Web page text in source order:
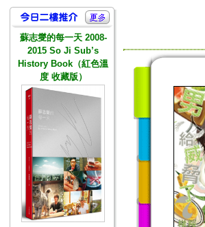
蘇志燮的每一天 2008-
2015 So Ji Sub’s
History Book（紅色溫
度 收藏版）